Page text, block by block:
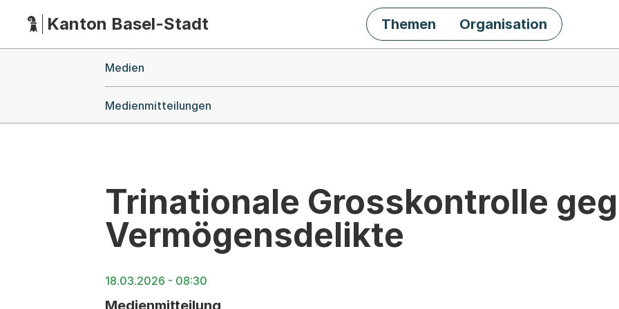
HauptnavigationKanton Basel-Stadt Themen Organisation
Medien
Medienmitteilungen
Trinationale Grosskontrolle
Vermögensdelikte
18.03.2026 - 08:30
Medienmitteilung